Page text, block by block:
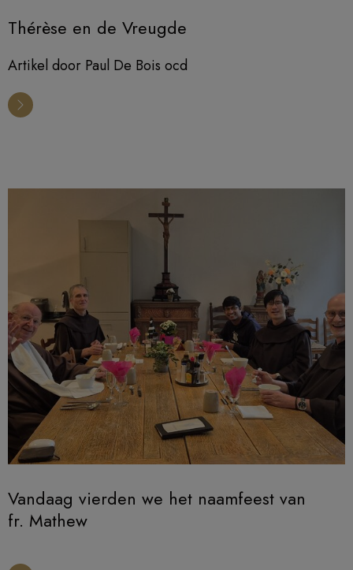
Thérèse en de Vreugde
Artikel door Paul De Bois ocd
Vandaag vierden we het naamfeest van
fr. Mathew